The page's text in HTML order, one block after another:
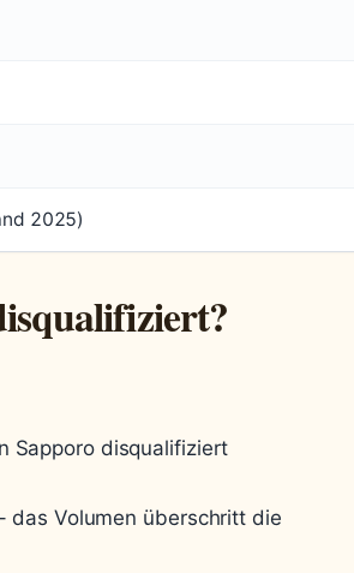
2025)
Sapporo disqualifiziert
das Volumen überschritt die